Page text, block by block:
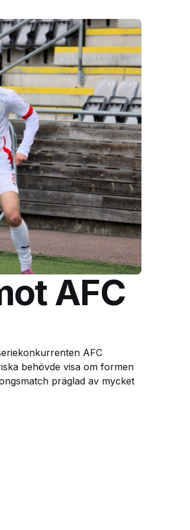
AFC
AFC
behövde visa om formen
präglad av mycket